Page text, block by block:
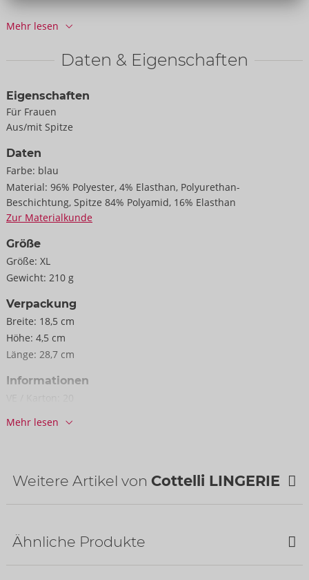
90% Polyamid, 10% Elasthan.
Mehr lesen
Daten & Eigenschaften
Eigenschaften
Für Frauen
Aus/mit Spitze
Daten
Farbe: blau
Material: 96% Polyester, 4% Elasthan, Polyurethan-
Beschichtung, Spitze 84% Polyamid, 16% Elasthan
Zur Materialkunde
Größe
Größe: XL
Gewicht: 210 g
Verpackung
Breite: 18,5 cm
Höhe: 4,5 cm
Länge: 28,7 cm
Informationen
Mehr lesen
Weitere Artikel von Cottelli LINGERIE
Ähnliche Produkte